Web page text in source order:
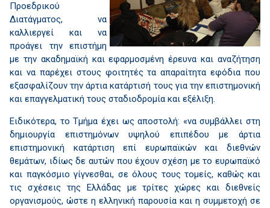
Προεδρικού
Διατάγματος, να
καλλιεργεί και να
προάγει την επιστήμη
με την ακαδημαϊκή και εφαρμοσμένη έρευνα και αναζήτηση
και να παρέχει στους φοιτητές τα απαραίτητα εφόδια που
εξασφαλίζουν την άρτια κατάρτισή τους για την επιστημονική
και επαγγελματική τους σταδιοδρομία και εξέλιξη.
Ειδικότερα, το Τμήμα έχει ως αποστολή: «να συμβάλλει στη
δημιουργία επιστημόνων υψηλού επιπέδου με άρτια
επιστημονική κατάρτιση επί ευρωπαϊκών και διεθνών
θεμάτων, ιδίως δε αυτών που έχουν σχέση με το ευρωπαϊκό
και παγκόσμιο γίγνεσθαι, σε όλους τους τομείς, καθώς και
τις σχέσεις της Ελλάδας με τρίτες χώρες και διεθνείς
οργανισμούς, ώστε η ελληνική παρουσία και η συμμετοχή σε